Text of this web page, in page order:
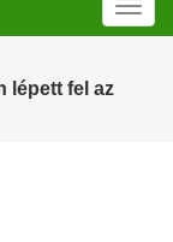
lépett fel az